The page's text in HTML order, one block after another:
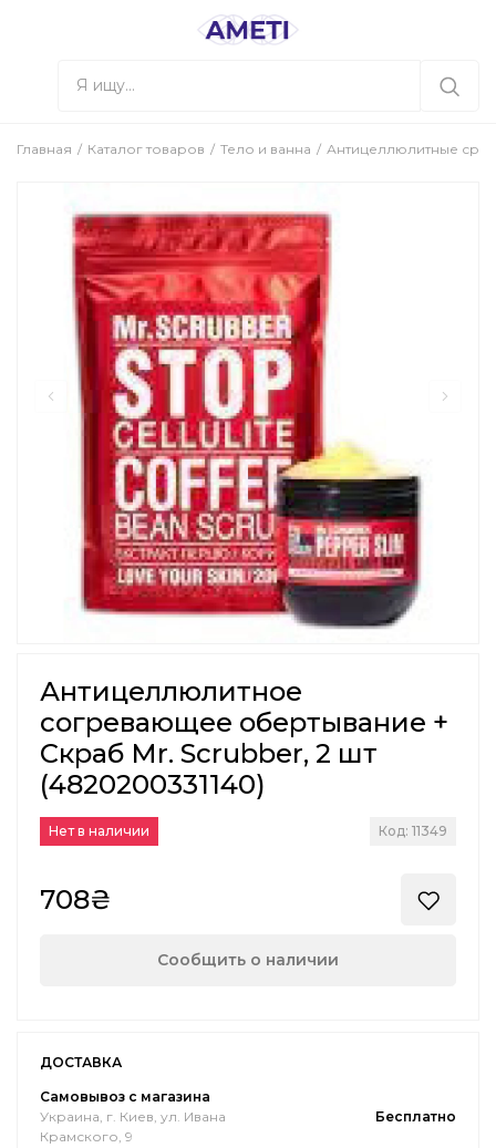
Главная Каталог товаров Тело и ванна Антицеллюлитные
Антицеллюлитное
согревающее обертывание +
Скраб Mr. Scrubber, 2 шт
(4820200331140)
Нет в наличии Код: 11349
708₴
Сообщить о наличии
ДОСТАВКА
Самовывоз с магазина
Украина, г. Киев, ул. Ивана
Крамского, 9
Бесплатно